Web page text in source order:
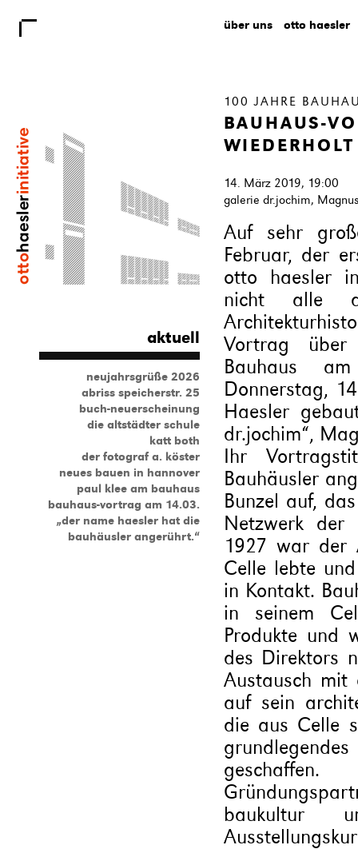
aktuell
neujahrsgrüße 2026
abriss speicherstr. 25
buch-neuerscheinung
die altstädter schule
katt both
der fotograf a. köster
neues bauen in hannover
paul klee am bauhaus
bauhaus-vortrag am 14.03.
„der name haesler hat die
bauhäusler angerührt.“
über uns otto haesler
100 JAHRE
BAUHAUS-
WIEDERHOLT
14. März 2019, 19:00
galerie dr.jochim,
Auf sehr
Februar, der
otto haesler
nicht alle
Vortrag über
Bauhaus
Donnerstag,
Haesler
dr.jochim“,
Ihr
Bauhäusler
Bunzel auf,
Netzwerk der
1927 war der
Celle lebte
in Kontakt.
in seinem
Produkte und
des Direktors
Austausch mit
auf sein
die aus Celle
baukultur